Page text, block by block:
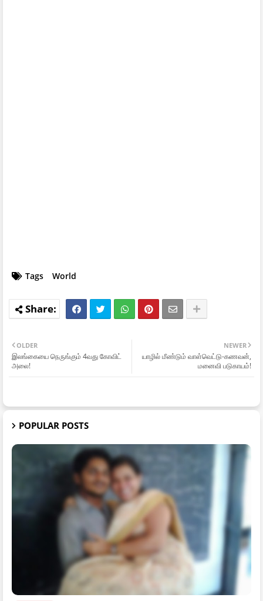
Tags World
NEWER
யாழில் மீண்டும் வாள்வெட்டு-கணவன்,
மனைவி படுகாயம்!
OLDER
இலங்கையை நெருங்கும் 4வது கோவிட்
அலை!
POPULAR POSTS